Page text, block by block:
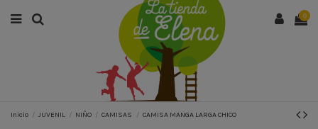
0
Inicio JUVENIL NIÑO CAMISAS CAMISA MANGA LARGA CHICO